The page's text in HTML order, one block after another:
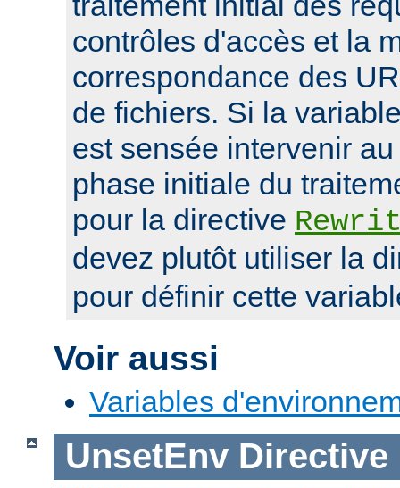
contrôles d'accès et la
correspondance des
de fichiers. Si la
est sensée intervenir
phase initiale du
pour la directive
devez plutôt utiliser la
pour définir cette
Voir aussi
Variables
UnsetEnv Directive